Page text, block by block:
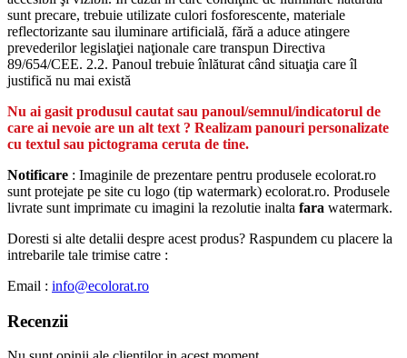
sunt precare, trebuie utilizate culori fosforescente, materiale
reflectorizante sau iluminare artificială, fără a aduce atingere
prevederilor legislaţiei naţionale care transpun Directiva
89/654/CEE. 2.2. Panoul trebuie înlăturat când situaţia care îl
justifică nu mai există
Nu ai gasit produsul cautat sau panoul/semnul/indicatorul de
care ai nevoie are un alt text ? Realizam panouri personalizate
cu textul sau pictograma ceruta de tine.
Notificare : Imaginile de prezentare pentru produsele ecolorat.ro
sunt protejate pe site cu logo (tip watermark) ecolorat.ro. Produsele
livrate sunt imprimate cu imagini la rezolutie inalta fara watermark.
Doresti si alte detalii despre acest produs? Raspundem cu placere la
intrebarile tale trimise catre :
Email : info@ecolorat.ro
Recenzii